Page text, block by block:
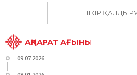
ПІКІР
АҚПАРАТ АҒЫНЫ
09.07.2026